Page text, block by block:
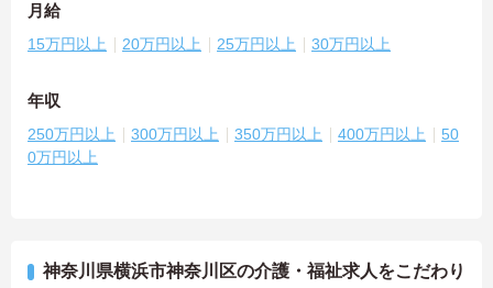
月給
15万円以上 20万円以上 25万円以上 30万円以上
年収
250万円以上 300万円以上 350万円以上 400万円以上
50
0万円以上
神奈川県横浜市神奈川区の介護・福祉求人をこだわり